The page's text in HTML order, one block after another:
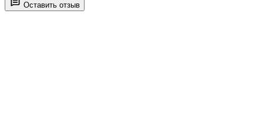
Оставить отзыв